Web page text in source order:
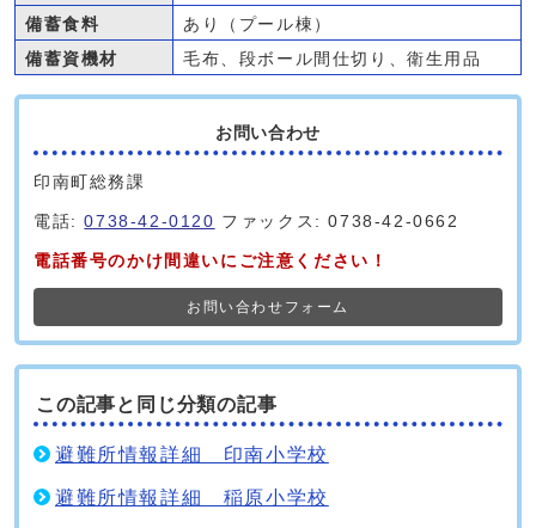
備蓄食料
あり（プール棟）
備蓄資機材
毛布、段ボール間仕切り、衛生用品
お問い合わせ
印南町総務課
電話:0738-42-0120 ファックス: 0738-42-0662
電話番号のかけ間違いにご注意ください！
お問い合わせフォーム
この記事と同じ分類の記事
避難所情報詳細 印南小学校
避難所情報詳細 稲原小学校